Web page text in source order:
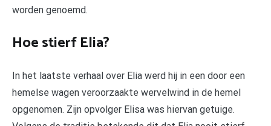
worden genoemd.
Hoe stierf Elia?
In het laatste verhaal over Elia werd hij in een door een
hemelse wagen veroorzaakte wervelwind in de hemel
opgenomen. Zijn opvolger Elisa was hiervan getuige.